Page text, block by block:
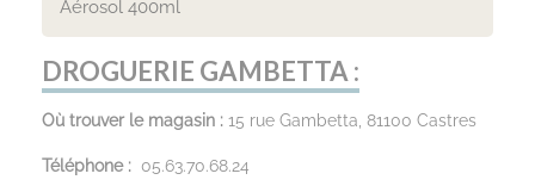
Aérosol 400ml
DROGUERIE GAMBETTA :
Où trouver le magasin : 15 rue Gambetta, 81100 Castres
Téléphone : 05.63.70.68.24